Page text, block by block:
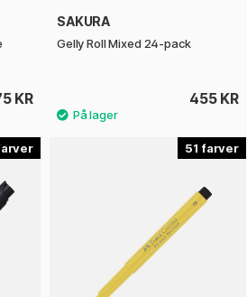
KR
SAKURA
Gelly Roll Mixed 24-pack
455 KR
51